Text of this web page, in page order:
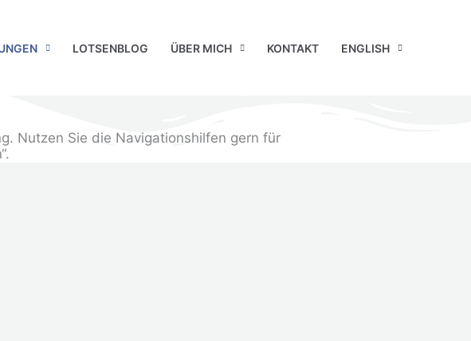
LOTSENBLOG ÜBER MICH KONTAKT ENGLISH
Nutzen Sie die Navigationshilfen gern für